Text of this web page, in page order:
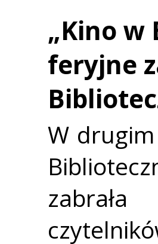
„Kino w
feryjne
W